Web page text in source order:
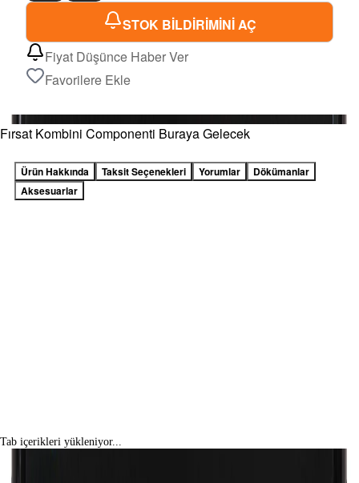
STOK BİLDİRİMİNİ AÇ
Fiyat Düşünce Haber Ver
Favorilere Ekle
Fırsat Kombini Componenti Buraya Gelecek
Ürün Hakkında Taksit Seçenekleri Yorumlar
Dökümanlar
Aksesuarlar
Tab içerikleri yükleniyor...